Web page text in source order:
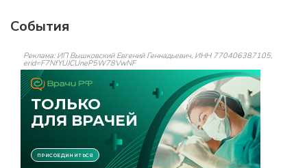
События
Реклама: ИП Вышковский Евгений Геннадьевич, ИНН 770406387105,
erid=F7NfYUJCUneP5W78VwNF